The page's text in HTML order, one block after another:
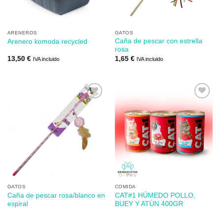
ARENEROS
Arenero komoda recycled
13,50 € IVA incluido
GATOS
Caña de pescar con estrella
rosa
1,65 € IVA incluido
Añadir
a mi
lista de
los
deseos
GATOS
Caña de pescar rosa/blanco en
espiral
Añadir
a mi
lista de
los
deseos
COMIDA
CAT#1 HÚMEDO POLLO,
BUEY Y ATÚN 400GR